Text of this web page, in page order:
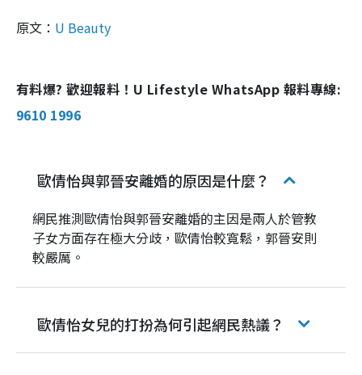
原文： U Beauty
有料爆? 歡迎報料！U Lifestyle WhatsApp 報料專線:
9610 1996
歐倩怡與郭晉安離婚的原因是什麼？
網民推測歐倩怡與郭晉安離婚的主因是兩人於管教
子女方面存在極大分歧，歐倩怡較寬鬆，郭晉安則
較嚴厲。
歐倩怡女兒的打扮為何引起網民熱議？